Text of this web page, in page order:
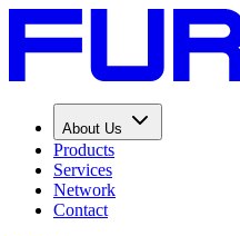
About Us
Products
Services
Network
Contact